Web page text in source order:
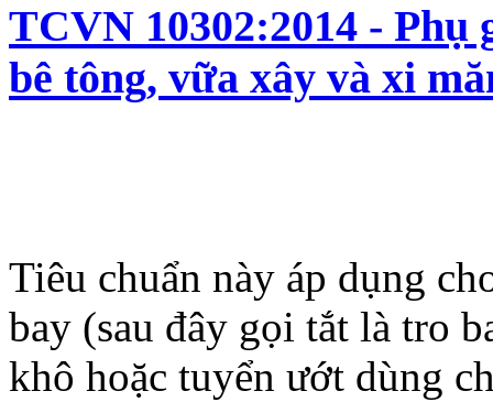
TCVN 10302:2014 -
bê tông, vữa xây và xi
Tiêu chuẩn này áp dụng
bay (sau đây gọi tắt là tro
khô hoặc tuyển ướt dùng